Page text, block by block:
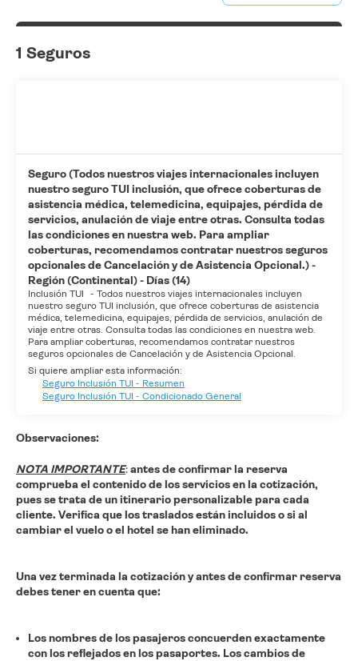
1 Seguros
Seguro (Todos nuestros viajes internacionales incluyen
nuestro seguro TUI inclusión, que ofrece coberturas de
asistencia médica, telemedicina, equipajes, pérdida de
servicios, anulación de viaje entre otras. Consulta todas
las condiciones en nuestra web. Para ampliar
coberturas, recomendamos contratar nuestros seguros
opcionales de Cancelación y de Asistencia Opcional.) -
Región (Continental) - Días (14)
Inclusión TUI - Todos nuestros viajes internacionales incluyen
nuestro seguro TUI inclusión, que ofrece coberturas de asistencia
médica, telemedicina, equipajes, pérdida de servicios, anulación de
viaje entre otras. Consulta todas las condiciones en nuestra web.
Para ampliar coberturas, recomendamos contratar nuestros
seguros opcionales de Cancelación y de Asistencia Opcional.
Si quiere ampliar esta información:
Seguro Inclusión TUI - Resumen
Seguro Inclusión TUI - Condicionado General
Observaciones:
NOTA IMPORTANTE:antes de confirmar la reserva
comprueba el contenido de los servicios en la cotización,
pues se trata de un itinerario personalizable para cada
cliente. Verifica que los traslados están incluidos o si al
cambiar el vuelo o el hotel se han eliminado.
Una vez terminada la cotización y antes de confirmar reserva
debes tener en cuenta que:
Los nombres de los pasajeros concuerden exactamente
con los reflejados en los pasaportes. Los cambios de